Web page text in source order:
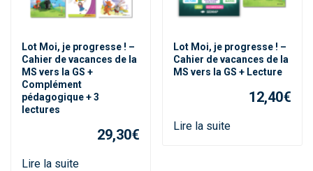
Lot Moi, je progresse ! –
Cahier de vacances de la
MS vers la GS +
Complément
pédagogique + 3
lectures
29,30€
Lire la suite
Lot Moi, je progresse ! –
Cahier de vacances de la
MS vers la GS + Lecture
12,40€
Lire la suite